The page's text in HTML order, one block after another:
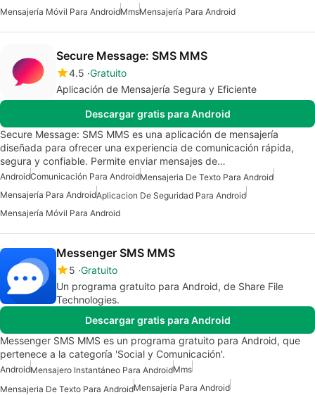
Mensajería Móvil Para AndroidMmsMensajería Para Android
Secure Message: SMS MMS
4.5 Gratuito
Aplicación de Mensajería Segura y Eficiente
Descargar gratis para Android
Secure Message: SMS MMS es una aplicación de mensajería
diseñada para ofrecer una experiencia de comunicación rápida,
segura y confiable. Permite enviar mensajes de…
AndroidComunicación Para AndroidMensajeria De Texto Para Android
Mensajería Para AndroidAplicacion De Seguridad Para Android
Mensajería Móvil Para Android
Messenger SMS MMS
5 Gratuito
Un programa gratuito para Android, de Share File
Technologies.
Descargar gratis para Android
Messenger SMS MMS es un programa gratuito para Android, que
pertenece a la categoría 'Social y Comunicación'.
AndroidMensajero Instantáneo Para AndroidMms
Mensajeria De Texto Para AndroidMensajería Para Android